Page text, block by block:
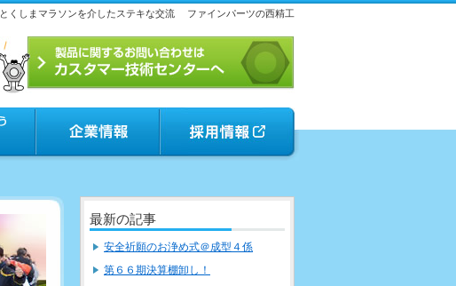
とくしまマラソンを介したステキな交流 ファインパーツの西精工
最新の記事
安全祈願のお浄め式＠成型４係
第６６期決算棚卸し！